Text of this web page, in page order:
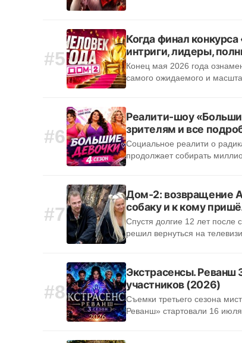
#5
Когда финал
интриги, лидеры,
Конец мая 2026 года
самого ожидаемого и
#6
Реалити-шоу
зрителям и все
Социальное реалити о
продолжает собирать
#7
Дом-2: возвращение
собаку и к кому
Спустя долгие 12 лет после
решил вернуться на
#8
Экстрасенсы. Реванш
участников (2026)
Съемки третьего сезона
Реванш» стартовали 16